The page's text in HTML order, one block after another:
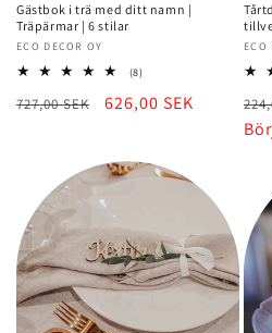
Gästbok i trä med ditt namn |
Träpärmar | 6 stilar
Säljare:
ECO DECOR OY
(8)8
recensioner
Normalt
727,00 SEK
Rea-
626,00 SEK
ECO